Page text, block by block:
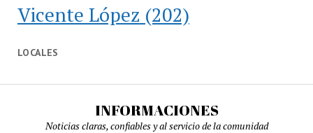
Vicente López (202)
LOCALES
INFORMACIONES
Noticias claras, confiables y al servicio de la comunidad